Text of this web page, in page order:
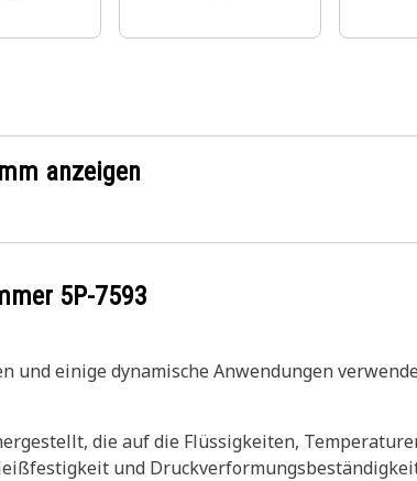
anzeigen
5P-7593
und einige dynamische Anwendungen
die auf die Flüssigkeiten,
und